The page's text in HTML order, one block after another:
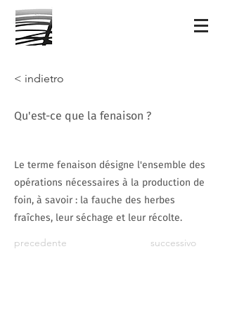
< indietro
Qu'est-ce que la fenaison ?
Le terme fenaison désigne l'ensemble des
opérations nécessaires à la production de
foin, à savoir : la fauche des herbes
fraîches, leur séchage et leur récolte.
precedente successivo